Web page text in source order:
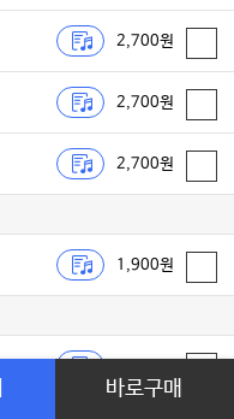
2,700원
2,700원
2,700원
1,900원
바로구매